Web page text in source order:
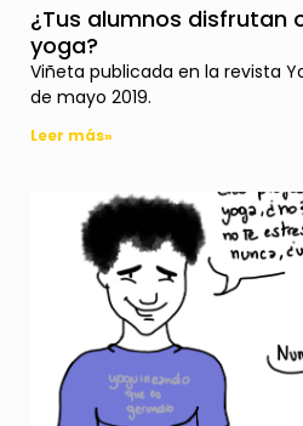
¿Tus alumnos disfrutan
yoga?
Viñeta publicada en la revista
de mayo 2019.
Leer más»